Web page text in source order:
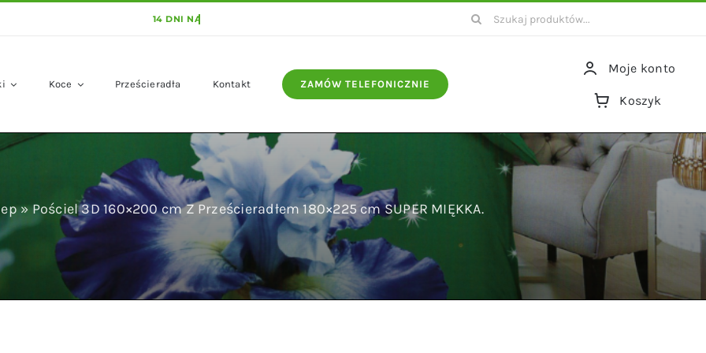
Szukaj
Koce Prześcieradła Kontakt ZAMÓW TELEFONICZNIE
Moje konto
Koszyk
»Pościel 3D 160×200 cm Z Prześcieradłem 180×225 cm SUPER MIĘKKA.